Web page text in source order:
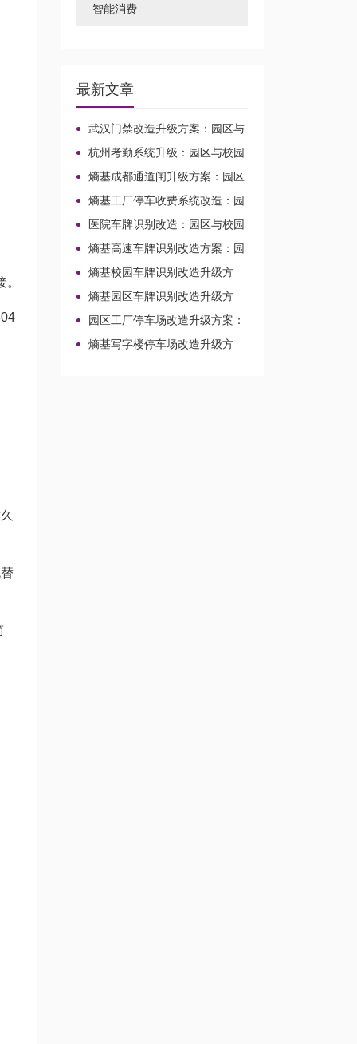
智能消费
最新文章
武汉门禁改造升级方案：园区与
校园场景的兼容实施路径
杭州考勤系统升级：园区与校园
兼容改造路径
熵基成都通道闸升级方案：园区
与校园通行改造路径
熵基工厂停车收费系统改造：园
区与校园场景升级路径
医院车牌识别改造：园区与校园
场景的升级选型路径
熵基高速车牌识别改造方案：园
区与校园出入口升级路径
熵基校园车牌识别改造升级方
案：园区车行通道整合路径
熵基园区车牌识别改造升级方
案：校园与园区车行通道整合路径
园区工厂停车场改造升级方案：
车牌识别选型、报价与对接路径
熵基写字楼停车场改造升级方